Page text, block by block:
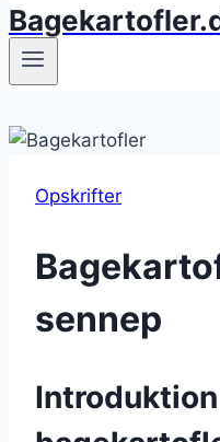
Opskrifter
sennep